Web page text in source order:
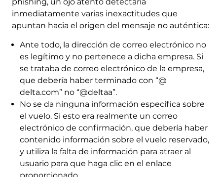
inmediatamente varias inexactitudes que
apuntan hacia el origen del mensaje no auténtica:
Ante todo, la dirección de correo electrónico no
es legítimo y no pertenece a dicha empresa. Si
se trataba de correo electrónico de la empresa,
que debería haber terminado con “@
delta.com” no “@deltaa”.
No se da ninguna información específica sobre
el vuelo. Si esto era realmente un correo
electrónico de confirmación, que debería haber
contenido información sobre el vuelo reservado,
y utiliza la falta de información para atraer al
usuario para que haga clic en el enlace